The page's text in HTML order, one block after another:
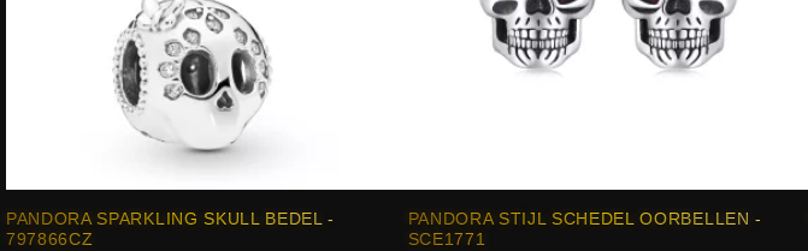
PANDORA SPARKLING SKULL BEDEL -
797866CZ
PANDORA STIJL SCHEDEL OORBELLEN -
SCE1771